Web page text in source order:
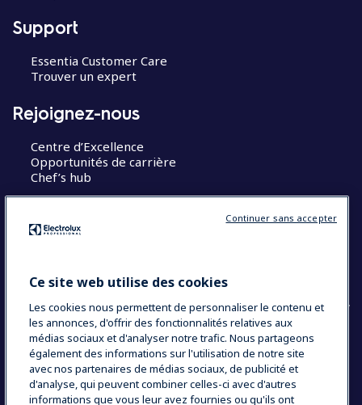
Support
Essentia Customer Care
Trouver un expert
Rejoignez-nous
Centre d’Excellence
Opportunités de carrière
Chef’s hub
COUNTRY AND LANGUAGE
VOTRE SÉLECTION : FRANCE
Ce site web utilise des cookies
Les cookies nous permettent de personnaliser le contenu et
les annonces, d'offrir des fonctionnalités relatives aux
médias sociaux et d'analyser notre trafic. Nous partageons
également des informations sur l'utilisation de notre site
avec nos partenaires de médias sociaux, de publicité et
d'analyse, qui peuvent combiner celles-ci avec d'autres
informations que vous leur avez fournies ou qu'ils ont
Continuer sans accepter